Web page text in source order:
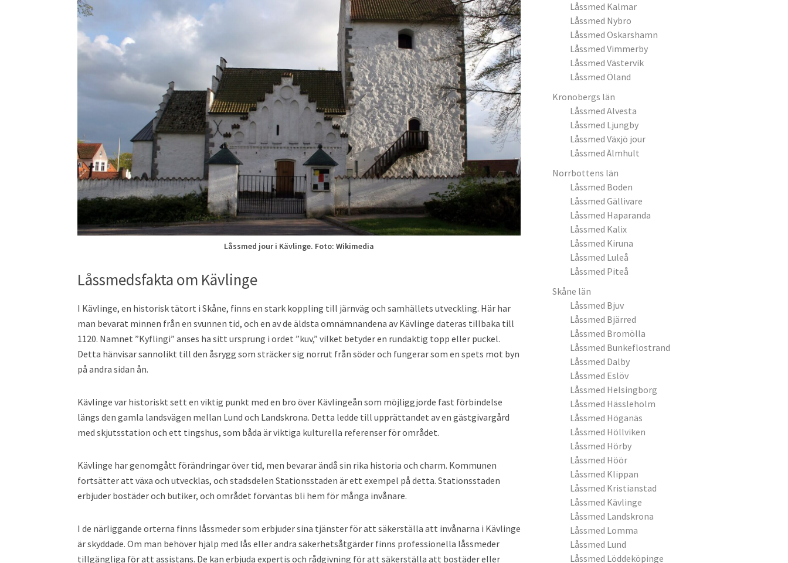
Låssmed jour i Kävlinge. Foto: Wikimedia
Låssmedsfakta om Kävlinge
I Kävlinge, en historisk tätort i Skåne, finns en stark koppling till järnväg och samhällets utveckling. Här har
man bevarat minnen från en svunnen tid, och en av de äldsta omnämnandena av Kävlinge dateras tillbaka till
1120. Namnet ”Kyflingi” anses ha sitt ursprung i ordet ”kuv,” vilket betyder en rundaktig topp eller puckel.
Detta hänvisar sannolikt till den åsrygg som sträcker sig norrut från söder och fungerar som en spets mot byn
på andra sidan ån.
Kävlinge var historiskt sett en viktig punkt med en bro över Kävlingeån som möjliggjorde fast förbindelse
längs den gamla landsvägen mellan Lund och Landskrona. Detta ledde till upprättandet av en gästgivargård
med skjutsstation och ett tingshus, som båda är viktiga kulturella referenser för området.
Kävlinge har genomgått förändringar över tid, men bevarar ändå sin rika historia och charm. Kommunen
fortsätter att växa och utvecklas, och stadsdelen Stationsstaden är ett exempel på detta. Stationsstaden
erbjuder bostäder och butiker, och området förväntas bli hem för många invånare.
I de närliggande orterna finns låssmeder som erbjuder sina tjänster för att säkerställa att invånarna i Kävlinge
är skyddade. Om man behöver hjälp med lås eller andra säkerhetsåtgärder finns professionella låssmeder
tillgängliga för att assistans. De kan erbjuda expertis och rådgivning för att säkerställa att bostäder eller
Låssmed Kalmar
Låssmed Nybro
Låssmed Oskarshamn
Låssmed Vimmerby
Låssmed Västervik
Låssmed Öland
Kronobergs län
Låssmed Alvesta
Låssmed Ljungby
Låssmed Växjö jour
Låssmed Älmhult
Norrbottens län
Låssmed Boden
Låssmed Gällivare
Låssmed Haparanda
Låssmed Kalix
Låssmed Kiruna
Låssmed Luleå
Låssmed Piteå
Skåne län
Låssmed Bjuv
Låssmed Bjärred
Låssmed Bromölla
Låssmed Bunkeflostrand
Låssmed Dalby
Låssmed Eslöv
Låssmed Helsingborg
Låssmed Hässleholm
Låssmed Höganäs
Låssmed Höllviken
Låssmed Hörby
Låssmed Höör
Låssmed Klippan
Låssmed Kristianstad
Låssmed Kävlinge
Låssmed Landskrona
Låssmed Lomma
Låssmed Lund
Låssmed Löddeköpinge